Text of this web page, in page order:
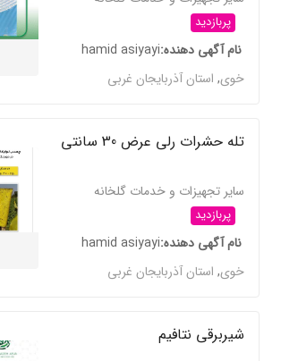
پربازدید
نام آگهی دهندهhamid asiyayi
خوی,استان آذربایجان غربی
تله حشرات رلی عرض 30 سانتی
سایر تجهیزات و خدمات گلخانه
پربازدید
نام آگهی دهندهhamid asiyayi
خوی,استان آذربایجان غربی
شیربرقی نتافیم